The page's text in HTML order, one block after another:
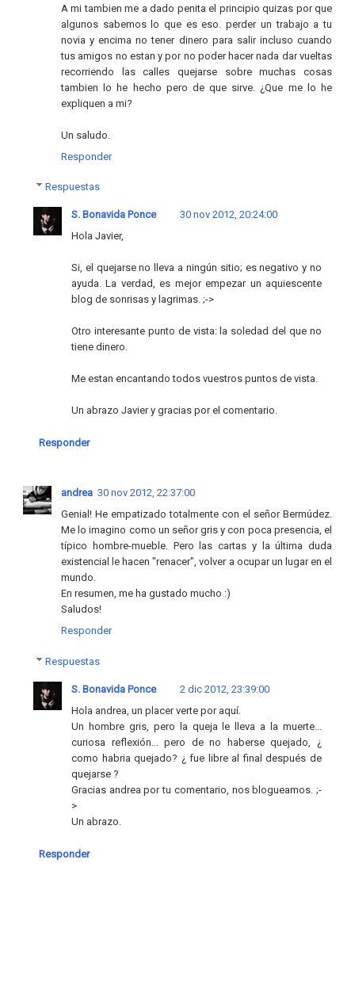
A mi tambien me a dado penita el principio quizas por que
algunos sabemos lo que es eso. perder un trabajo a tu
novia y encima no tener dinero para salir incluso cuando
tus amigos no estan y por no poder hacer nada dar vueltas
recorriendo las calles quejarse sobre muchas cosas
tambien lo he hecho pero de que sirve. ¿Que me lo he
expliquen a mi?
Un saludo.
Responder
Respuestas
S. Bonavida Ponce
30 nov 2012, 20:24:00
Hola Javier,
Si, el quejarse no lleva a ningún sitio; es negativo y no
ayuda. La verdad, es mejor empezar un aquiescente
blog de sonrisas y lagrimas. ;->
Otro interesante punto de vista: la soledad del que no
tiene dinero.
Me estan encantando todos vuestros puntos de vista.
Un abrazo Javier y gracias por el comentario.
Responder
andrea 30 nov 2012, 22:37:00
Genial! He empatizado totalmente con el señor Bermúdez.
Me lo imagino como un señor gris y con poca presencia, el
típico hombre-mueble. Pero las cartas y la última duda
existencial le hacen "renacer", volver a ocupar un lugar en el
mundo.
En resumen, me ha gustado mucho :)
Saludos!
Responder
Respuestas
S. Bonavida Ponce
2 dic 2012, 23:39:00
Hola andrea, un placer verte por aquí.
Un hombre gris, pero la queja le lleva a la muerte...
curiosa reflexión... pero de no haberse quejado, ¿
como habria quejado? ¿ fue libre al final después de
quejarse ?
Gracias andrea por tu comentario, nos blogueamos. ;-
>
Un abrazo.
Responder